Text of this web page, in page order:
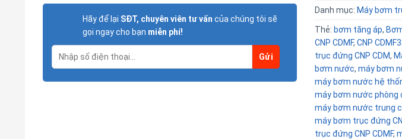
Hãy để lại SĐT, chuyên viên tư vấn của chúng tôi sẽ
gọi ngay cho bạn miễn phí!
Danh mục: Máy bơm
Thẻ: bơm tăng áp,
CNP CDMF, CNP
trục đứng CNP CDM,
bơm nước, máy bơm
máy bơm nước hệ
máy bơm nước phòng
máy bơm nước trung
máy bơm trục đứng
trục đứng CNP CDMF,